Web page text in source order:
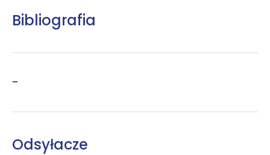
Bibliografia
–
Odsyłacze